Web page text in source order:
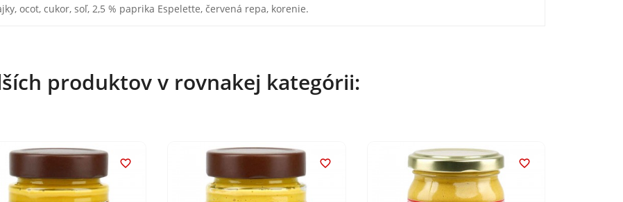
ocot, cukor, soľ, 2,5 % paprika Espelette, červená repa, korenie.
produktov v rovnakej kategórii:
  